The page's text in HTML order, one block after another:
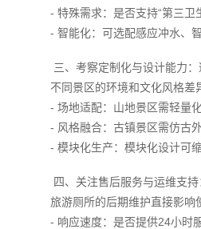
- 特殊需求：是否支持“第三
- 智能化：可选配感应冲水、
三、考察定制化与设计能力
不同景区的环境和文化风格
- 场地适配：山地景区需轻量
- 风格融合：古镇景区需仿古
- 模块化生产：模块化设计可
四、关注售后服务与运维支
旅游厕所的后期维护直接影响
- 响应速度：是否提供24小时